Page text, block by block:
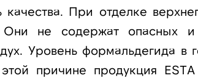
При отделке
Они не содержат опасных
Уровень формальдегида в
причине продукция